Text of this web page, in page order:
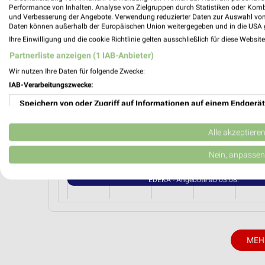
08223 Falkenstein
Heute 07:00 - 20:00 Uhr |
238,24 km • Angebote: 1 Prospekt
Angebote-Kalender für EDEKA in
03Mo 04Di 05Mi 06Do 07Fr
EDEKA - Angebote ab 03.08.
EDEKA - Angebote ab 03.08.
Performance von Inhalten. Analyse von Zielgruppen durch Statistiken oder
und Verbesserung der Angebote. Verwendung reduzierter Daten zur Auswahl
Daten können außerhalb der Europäischen Union weitergegeben und in die USA
Ihre Einwilligung und die cookie Richtlinie gelten ausschließlich für diese
Partnerliste anzeigen (1 IAB-Anbieter)
Wir nutzen Ihre Daten für folgende Zwecke:
IAB-Verarbeitungszwecke:
Speichern von oder Zugriff auf Informationen auf einem Endgerät
Verwendung reduzierter Daten zur Auswahl von Werbeanzeigen
Erstellung von Profilen für personalisierte Werbung
Erstellung von Profilen zur Personalisierung von Inhalten
Alle akzeptieren
Nein, anpassen